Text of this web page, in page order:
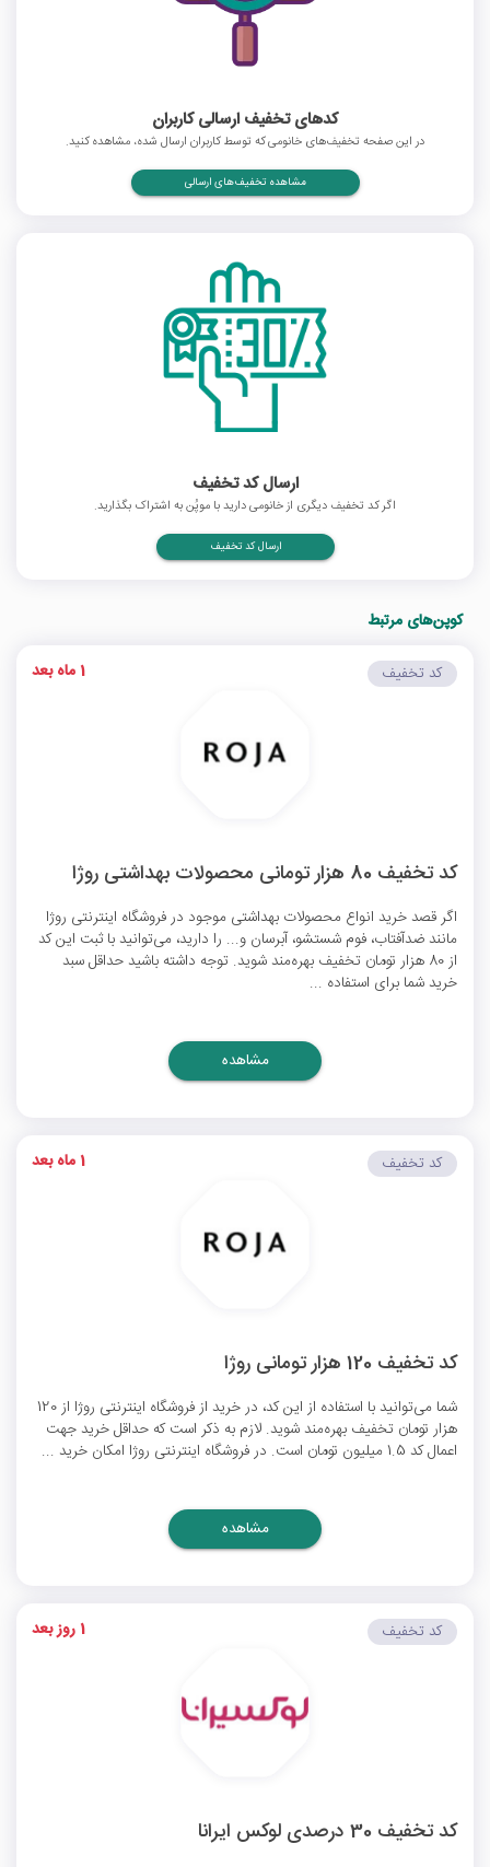
کدهای تخفیف ارسالی کاربران
در این صفحه تخفیف‌های خانومی که توسط کاربران ارسال شده، مشاهده کنید.
مشاهده تخفیف‌های ارسالی
ارسال کد تخفیف
اگر کد تخفیف دیگری از خانومی دارید با موپُن به اشتراک بگذارید.
ارسال کد تخفیف
کوپن‌های مرتبط
کد تخفیف 80 هزار تومانی محصولات بهداشتی روژا
اگر قصد خرید انواع محصولات بهداشتی موجود در فروشگاه اینترنتی روژا
مانند ضدآفتاب، فوم شستشو، آبرسان و... را دارید، می‌توانید با ثبت این کد
از 80 هزار تومان تخفیف بهره‌مند شوید. توجه داشته باشید حداقل سبد
خرید شما برای استفاده ...
کد تخفیف 1 ماه بعد
مشاهده
کد تخفیف 120 هزار تومانی روژا
شما می‌توانید با استفاده از این کد، در خرید از فروشگاه اینترنتی روژا از 120
هزار تومان تخفیف بهره‌مند شوید. لازم به ذکر است که حداقل خرید جهت
اعمال کد 1.5 میلیون تومان است. در فروشگاه اینترنتی روژا امکان خرید ...
کد تخفیف 1 ماه بعد
مشاهده
کد تخفیف 30 درصدی لوکس ایرانا
کد تخفیف 1 روز بعد